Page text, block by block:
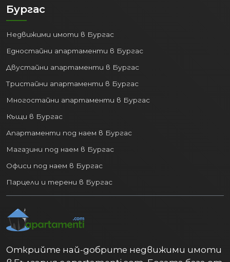
Бургас
Недвижими имоти в Бургас
Едностайни апартаменти в Бургас
Двустайни апартаменти в Бургас
Тристайни апартаменти в Бургас
Многостайни апартаменти в Бургас
Къщи в Бургас
Апартаменти под наем в Бургас
Магазини под наем в Бургас
Офиси под наем в Бургас
Парцели и терени в Бургас
Открийте най-добрите недвижими имоти